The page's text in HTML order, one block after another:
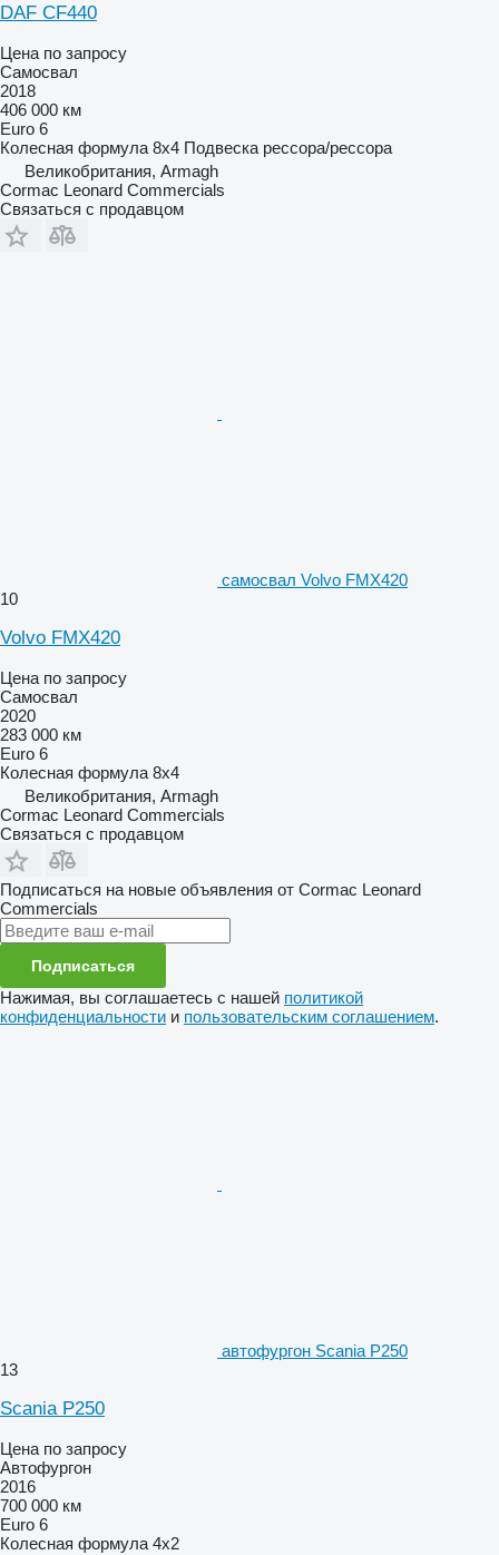
DAF CF440
Цена по запросу
Самосвал
2018
406 000 км
Euro 6
Колесная формула 8x4 Подвеска рессора/рессора
Великобритания, Armagh
Cormac Leonard Commercials
Связаться с продавцом
самосвал Volvo FMX420
10
Volvo FMX420
Цена по запросу
Самосвал
2020
283 000 км
Euro 6
Колесная формула 8x4
Великобритания, Armagh
Cormac Leonard Commercials
Связаться с продавцом
Подписаться на новые объявления от Cormac Leonard
Commercials
Подписаться
Нажимая, вы соглашаетесь с нашей политикой
конфиденциальности и пользовательским соглашением.
автофургон Scania P250
13
Scania P250
Цена по запросу
Автофургон
2016
700 000 км
Euro 6
Колесная формула 4x2